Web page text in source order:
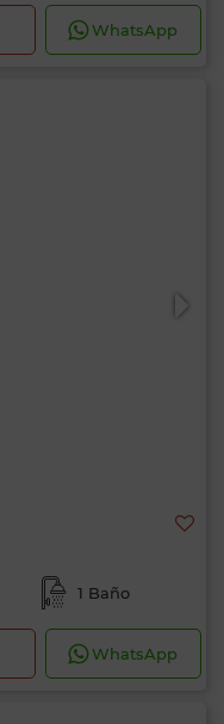
WhatsApp
1 Baño
WhatsApp